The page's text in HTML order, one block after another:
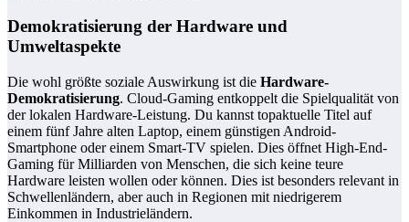
Demokratisierung der Hardware und
Umweltaspekte
Die wohl größte soziale Auswirkung ist die Hardware-
Demokratisierung. Cloud-Gaming entkoppelt die Spielqualität von
der lokalen Hardware-Leistung. Du kannst topaktuelle Titel auf
einem fünf Jahre alten Laptop, einem günstigen Android-
Smartphone oder einem Smart-TV spielen. Dies öffnet High-End-
Gaming für Milliarden von Menschen, die sich keine teure
Hardware leisten wollen oder können. Dies ist besonders relevant in
Schwellenländern, aber auch in Regionen mit niedrigerem
Einkommen in Industrieländern.